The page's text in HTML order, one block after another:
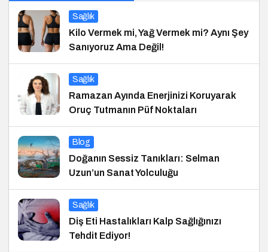
Sağlık
Kilo Vermek mi, Yağ Vermek mi? Aynı Şey
Sanıyoruz Ama Değil!
Sağlık
Ramazan Ayında Enerjinizi Koruyarak
Oruç Tutmanın Püf Noktaları
Blog
Doğanın Sessiz Tanıkları: Selman
Uzun’un Sanat Yolculuğu
Sağlık
Diş Eti Hastalıkları Kalp Sağlığınızı
Tehdit Ediyor!